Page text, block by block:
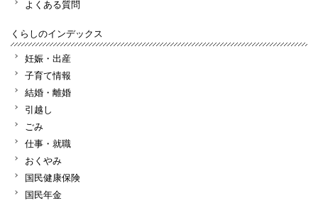
よくある質問
くらしのインデックス
妊娠・出産
子育て情報
結婚・離婚
引越し
ごみ
仕事・就職
おくやみ
国民健康保険
国民年金